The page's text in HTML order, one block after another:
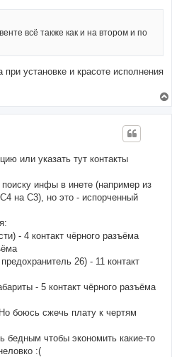
всё также как и на втором и по
установке и красоте исполнения
или указать тут контакты
инфы в инете (например из
на С3), но это - испорченный
- 4 контакт чёрного разъёма
26) - 11 контакт
- 5 контакт чёрного разъёма
боюсь сжечь плату к чертям
чтобы экономить какие-то
:(